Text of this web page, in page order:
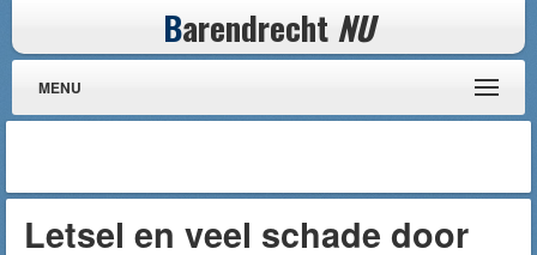
Barendrecht NU
MENU
Letsel en veel schade door